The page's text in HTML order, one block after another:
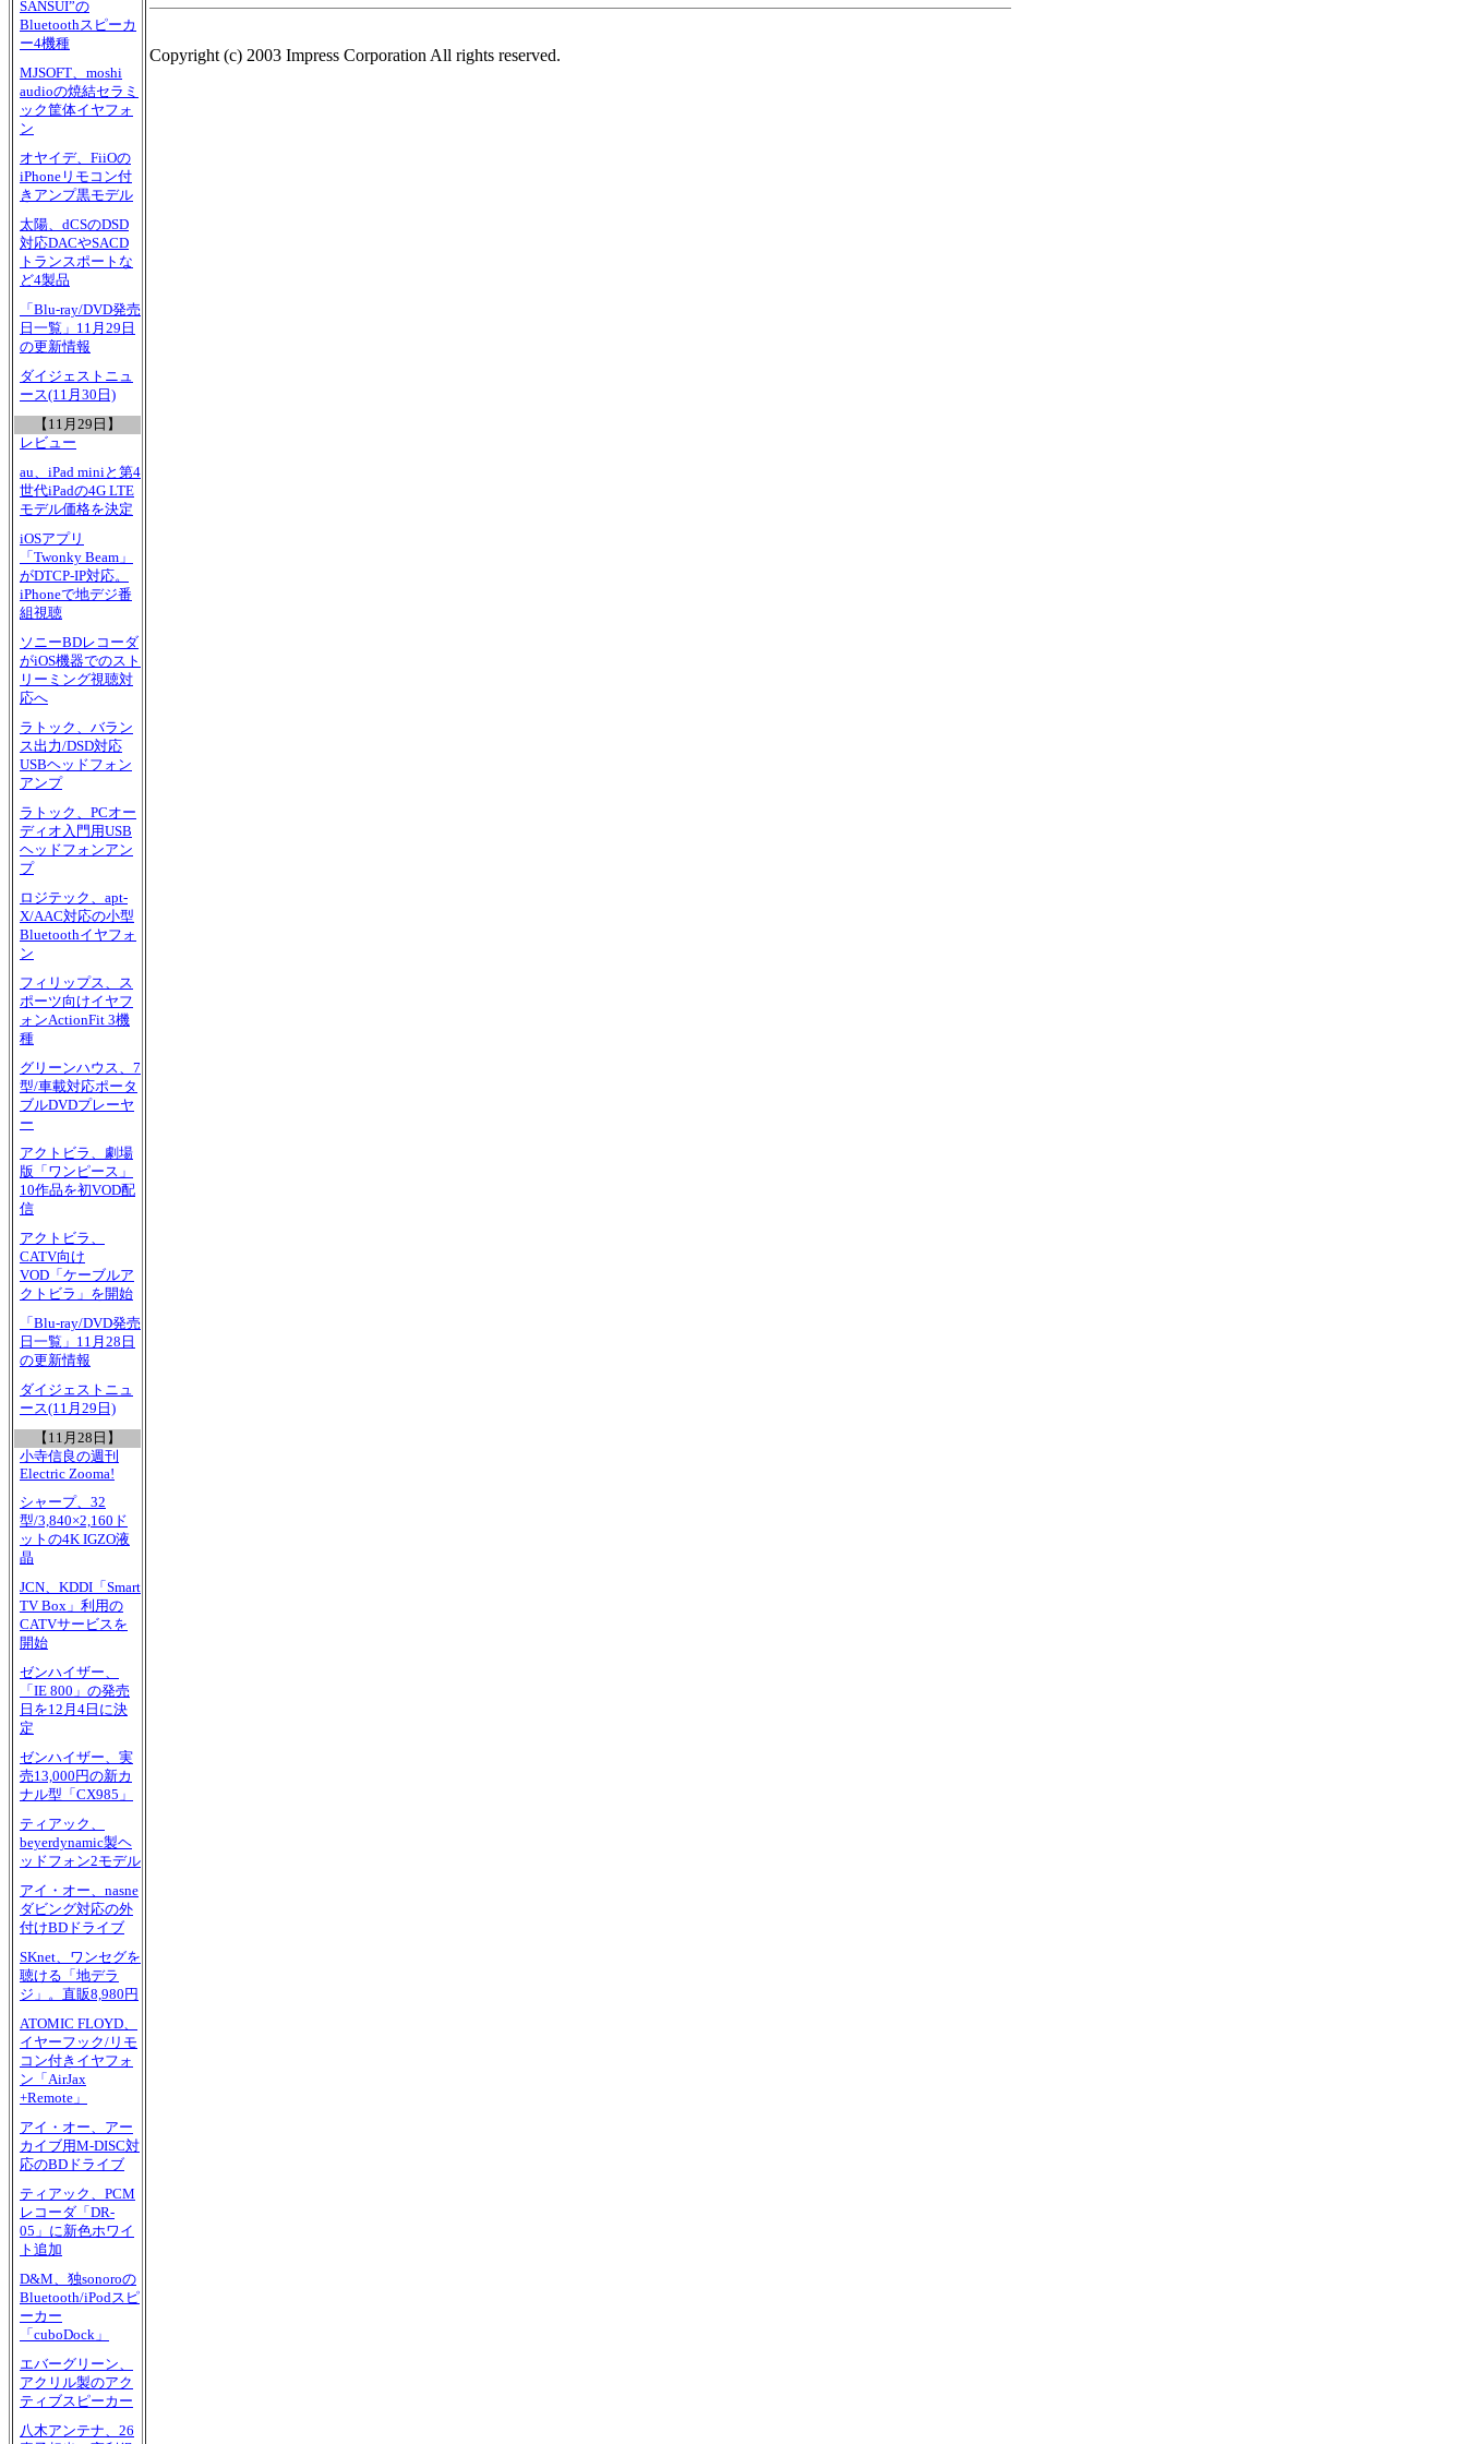
SANSUI”の
Bluetoothスピーカ
ー4機種
MJSOFT、moshi
audioの焼結セラミ
ック筐体イヤフォ
ン
オヤイデ、FiiOの
iPhoneリモコン付
きアンプ黒モデル
太陽、dCSのDSD
対応DACやSACD
トランスポートな
ど4製品
「Blu-ray/DVD発売
日一覧」11月29日
の更新情報
ダイジェストニュ
ース(11月30日)
【11月29日】
レビュー
au、iPad miniと第4
世代iPadの4G LTE
モデル価格を決定
iOSアプリ
「Twonky Beam」
がDTCP-IP対応。
iPhoneで地デジ番
組視聴
ソニーBDレコーダ
がiOS機器でのスト
リーミング視聴対
応へ
ラトック、バラン
ス出力/DSD対応
USBヘッドフォン
アンプ
ラトック、PCオー
ディオ入門用USB
ヘッドフォンアン
プ
ロジテック、apt-
X/AAC対応の小型
Bluetoothイヤフォ
ン
フィリップス、ス
ポーツ向けイヤフ
ォンActionFit 3機
種
グリーンハウス、7
型/車載対応ポータ
ブルDVDプレーヤ
ー
アクトビラ、劇場
版「ワンピース」
10作品を初VOD配
信
アクトビラ、
CATV向け
VOD「ケーブルア
クトビラ」を開始
「Blu-ray/DVD発売
日一覧」11月28日
の更新情報
ダイジェストニュ
ース(11月29日)
【11月28日】
小寺信良の週刊
Electric Zooma!
シャープ、32
型/3,840×2,160ド
ットの4K IGZO液
晶
JCN、KDDI「Smart
TV Box」利用の
CATVサービスを
開始
ゼンハイザー、
「IE 800」の発売
日を12月4日に決
定
ゼンハイザー、実
売13,000円の新カ
ナル型「CX985」
ティアック、
beyerdynamic製ヘ
ッドフォン2モデル
アイ・オー、nasne
ダビング対応の外
付けBDドライブ
SKnet、ワンセグを
聴ける「地デラ
ジ」。直販8,980円
ATOMIC FLOYD、
イヤーフック/リモ
コン付きイヤフォ
ン「AirJax
+Remote」
アイ・オー、アー
カイブ用M-DISC対
応のBDドライブ
ティアック、PCM
レコーダ「DR-
05」に新色ホワイ
ト追加
D&M、独sonoroの
Bluetooth/iPodスピ
ーカー
「cuboDock」
エバーグリーン、
アクリル製のアク
ティブスピーカー
八木アンテナ、26
Copyright (c) 2003 Impress Corporation All rights reserved.